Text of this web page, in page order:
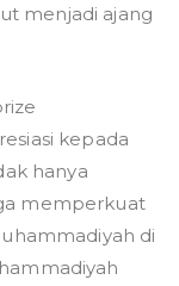
menjadi ajang
kepada
hanya
memperkuat
di